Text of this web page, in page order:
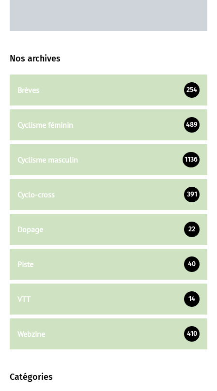
Nos archives
Brèves 254
Cyclisme féminin 489
Cyclisme masculin 1136
Cyclo-cross 391
Dopage 22
Piste 40
VTT 14
Webzine 410
Catégories